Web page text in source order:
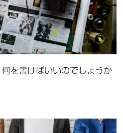
を書けばいいのでしょうか